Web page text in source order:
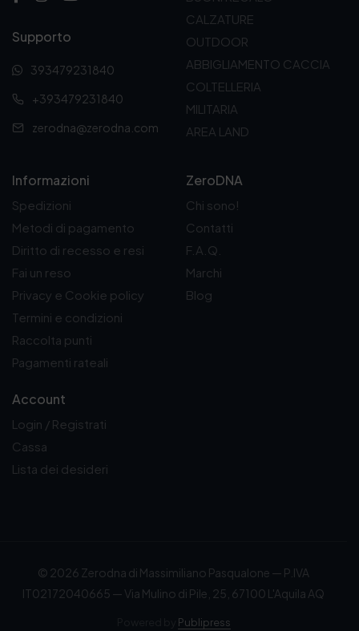
€
Supporto
393479231840
+393479231840
zerodna@zerodna.com
CALZATURE
OUTDOOR
ABBIGLIAMENTO CACCIA
COLTELLERIA
MILITARIA
AREA LAND
Informazioni
Spedizioni
Metodi di pagamento
Diritto di recesso e resi
Fai un reso
Privacy e Cookie policy
Termini e condizioni
Raccolta punti
Pagamenti rateali
Account
Login / Registrati
Cassa
Lista dei desideri
ZeroDNA
Chi sono!
Contatti
F.A.Q.
Marchi
Blog
© 2026 Zerodna di Massimiliano Pasqualone — P.IVA
IT02172040665 — Via Mulino di Pile, 25, 67100 L'Aquila AQ
Publipress